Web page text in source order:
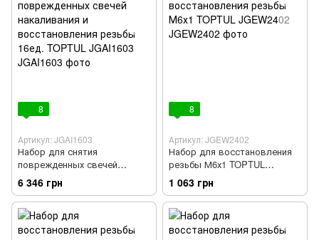
8
Артикул: JGAI1603
Набор для снятия
поврежденных свечей
накаливания и
восстановления резьбы
16ед. TOPTUL JGAI1603
6 346 грн
8
Артикул: JGEW2402
Набор для восстановления
резьбы М6х1 TOPTUL
JGEW2402
1 063 грн